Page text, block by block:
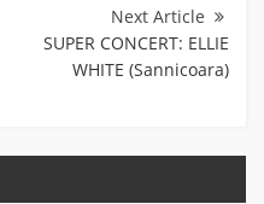
SUPER CONCERT: ELLIE
WHITE (Sannicoara)